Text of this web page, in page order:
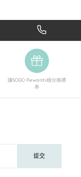
賺SOGO Rewards積分換禮
券
提交